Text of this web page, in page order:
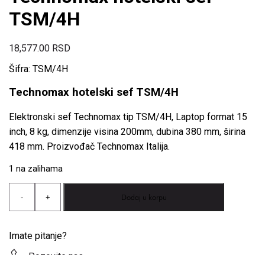
TSM/4H
18,577.00 RSD
Šifra: TSM/4H
Technomax hotelski sef TSM/4H
Elektronski sef Technomax tip TSM/4H, Laptop format 15
inch, 8 kg, dimenzije visina 200mm, dubina 380 mm, širina
418 mm. Proizvođač Technomax Italija.
1 na zalihama
-
Technomax
hotelski
sef
količina
+ Dodaj u korpu
Imate pitanje?